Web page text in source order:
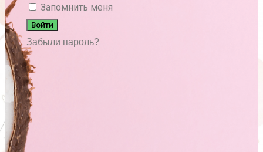
Запомнить меня
Войти
Забыли пароль?